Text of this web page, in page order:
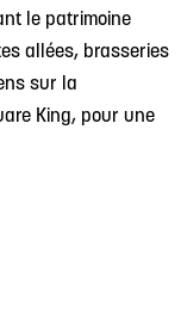
le patrimoine
allées, brasseries
sur la
King, pour une